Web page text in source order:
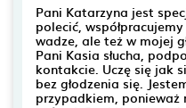
Pani Katarzyna jest
polecić,
wadze, ale też w mojej
Pani Kasia słucha,
kontakcie. Uczę się jak
bez głodzenia się.
przypadkiem, ponieważ